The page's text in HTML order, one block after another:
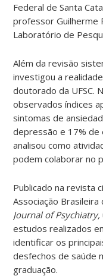
Federal de Santa
professor Guilherme
Laboratório de
Além da revisão
investigou a
doutorado da UFSC.
observados índices
sintomas de
depressão e 17% de
analisou como
podem colaborar no
Publicado na revista
Associação Brasileira
Journal of Psychiatry,
estudos realizados
identificar os
desfechos de saúde
graduação.